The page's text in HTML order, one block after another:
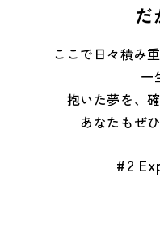
だ
ここで日々積み
一
抱いた夢を、
あなたもぜ
#2